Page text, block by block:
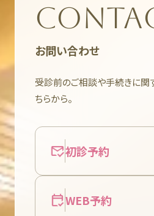
お問い合わせ
受診前のご相談や手続きに関
ちらから。
初診予約
WEB予約